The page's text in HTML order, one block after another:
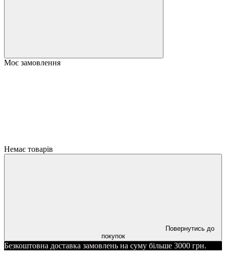
Моє замовлення
Немає товарів
Повернутись до
покупок
Безкоштовна доставка замовлень на суму більше 3000 грн.